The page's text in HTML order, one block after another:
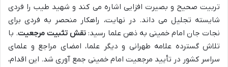
تربیت صحیح و بصیرت افزایی اشاره می کند و شهید طیب را فردی
شایسته تجلیل می داند. در نهایت، راهکار منحصر به فردی برای
نجات جان امام خمینی به ذهن علما رسید: نقش تثبیت مرجعیت. با
تلاش گسترده علامه طهرانی و دیگر علما، امضای مراجع و علمای
سراسر کشور در تأیید مرجعیت امام خمینی جمع آوری شد. این اقدام،